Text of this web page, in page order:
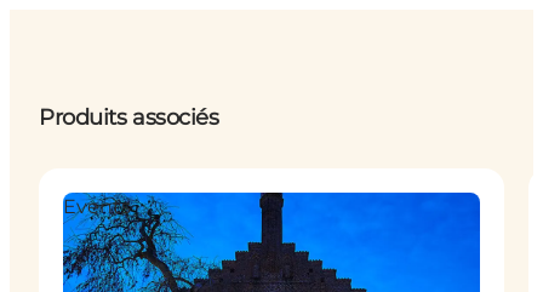
Produits associés
Events